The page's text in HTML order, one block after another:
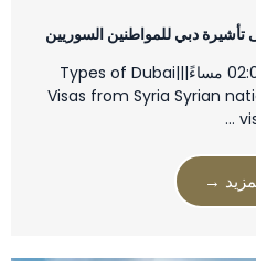
دبي للمواطنين السوريين
Updated: 21 مايو 2025, 02:09 مساءً|||Types of Dubai
Visas from Syria Syrian
→